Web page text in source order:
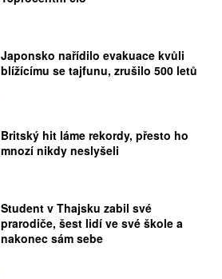
Japonsko nařídilo evakuace kvůli
blížícímu se tajfunu, zrušilo 500 letů
Britský hit láme rekordy, přesto ho
mnozí nikdy neslyšeli
Student v Thajsku zabil své
prarodiče, šest lidí ve své škole a
nakonec sám sebe